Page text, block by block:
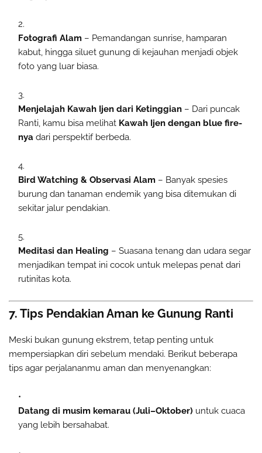
Fotografi Alam – Pemandangan sunrise, hamparan
kabut, hingga siluet gunung di kejauhan menjadi objek
foto yang luar biasa.
Menjelajah Kawah Ijen dari Ketinggian – Dari puncak
Ranti, kamu bisa melihat Kawah Ijen dengan blue fire-
nya dari perspektif berbeda.
Bird Watching & Observasi Alam – Banyak spesies
burung dan tanaman endemik yang bisa ditemukan di
sekitar jalur pendakian.
Meditasi dan Healing – Suasana tenang dan udara segar
menjadikan tempat ini cocok untuk melepas penat dari
rutinitas kota.
7. Tips Pendakian Aman ke Gunung Ranti
Meski bukan gunung ekstrem, tetap penting untuk
mempersiapkan diri sebelum mendaki. Berikut beberapa
tips agar perjalananmu aman dan menyenangkan:
Datang di musim kemarau (Juli–Oktober) untuk cuaca
yang lebih bersahabat.